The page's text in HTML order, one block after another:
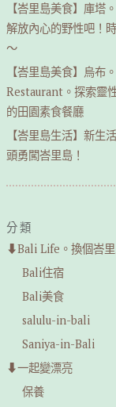
【峇里島美食】庫塔
解放內心的野性吧！
～
【峇里島美食】烏布
Restaurant。探索靈
的田園素食餐廳
【峇里島生活】新生
頭勇闖峇里島！
分類
⬇︎Bali Life。換個峇
Bali住宿
Bali美食
salulu-in-bali
Saniya-in-Bali
⬇︎一起變漂亮
保養